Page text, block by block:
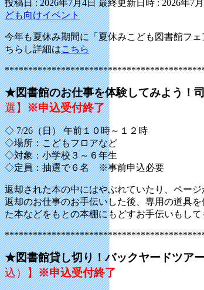
投稿日 : 2026年7月4日 最終更新日時 : 2026年7月
ども向けイベント
今年も夏休み期間に「夏休みこども図書館フェ
ちらし詳細はこちら
★図書館のお仕事を体験してみよう！
選】※申込受付終了
◇ 7/26（日） 午前１０時～１２時
◇場所：こどもフロアなど
◇対象：小学校３～６年生
◇定員：抽選で６名 ※事前申込必要
返却された本の中にはやぶれていたり、ペー
返却のお仕事のお手伝いした後、専用の道具
た本などをもとの本棚にもどすお手伝いもして
★図書館貸し切り！バックヤードツアー
込）】※申込受付終了